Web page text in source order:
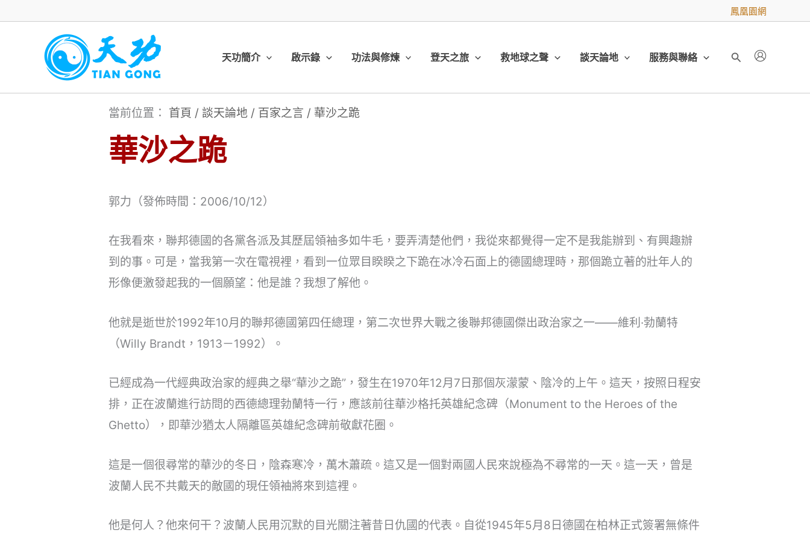
內
鳳凰園網
天功簡介 啟示錄 功法與修煉 登天之旅 救地球之聲 談天論地 服務與聯絡
搜
當前位置： 首頁 / 談天論地 / 百家之言 / 華沙之跪
華沙之跪
郭力（發佈時間：2006/10/12）
在我看來，聯邦德國的各黨各派及其歷屆領袖多如牛毛，要弄清楚他們，我從來都覺得一定不是我能辦到、有興趣辦
到的事。可是，當我第一次在電視裡，看到一位眾目睽睽之下跪在冰冷石面上的德國總理時，那個跪立著的壯年人的
形像便激發起我的一個願望：他是誰？我想了解他。
他就是逝世於1992年10月的聯邦德國第四任總理，第二次世界大戰之後聯邦德國傑出政治家之一——維利·勃蘭特
（Willy Brandt，1913－1992）。
已經成為一代經典政治家的經典之舉“華沙之跪”，發生在1970年12月7日那個灰濛蒙、陰冷的上午。這天，按照日程安
排，正在波蘭進行訪問的西德總理勃蘭特一行，應該前往華沙格托英雄紀念碑（Monument to the Heroes of the
Ghetto），即華沙猶太人隔離區英雄紀念碑前敬獻花圈。
這是一個很尋常的華沙的冬日，陰森寒冷，萬木蕭疏。這又是一個對兩國人民來說極為不尋常的一天。這一天，曾是
波蘭人民不共戴天的敵國的現任領袖將來到這裡。
他是何人？他來何干？波蘭人民用沉默的目光關注著昔日仇國的代表。自從1945年5月8日德國在柏林正式簽署無條件